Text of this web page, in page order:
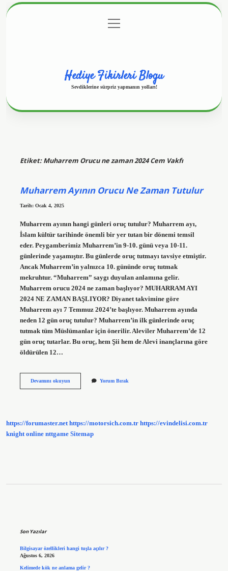
Gizlilik Politikası
menüyü
aç
Hediye Fikirleri Blogu
Sevdiklerine sürpriz yapmanın yolları!
Etiket:Muharrem Orucu ne zaman 2024 Cem Vakfı
Muharrem Ayının Orucu Ne Zaman Tutulur
Tarih: Ocak 4, 2025
Muharrem ayının hangi günleri oruç tutulur? Muharrem ayı,
İslam kültür tarihinde önemli bir yer tutan bir dönemi temsil
eder. Peygamberimiz Muharrem’in 9-10. günü veya 10-11.
günlerinde yaşamıştır. Bu günlerde oruç tutmayı tavsiye etmiştir.
Ancak Muharrem’in yalnızca 10. gününde oruç tutmak
mekruhtur. “Muharrem” saygı duyulan anlamına gelir.
Muharrem orucu 2024 ne zaman başlıyor? MUHARRAM AYI
2024 NE ZAMAN BAŞLIYOR? Diyanet takvimine göre
Muharrem ayı 7 Temmuz 2024’te başlıyor. Muharrem ayında
neden 12 gün oruç tutulur? Muharrem’in ilk günlerinde oruç
tutmak tüm Müslümanlar için önerilir. Aleviler Muharrem’de 12
gün oruç tutarlar. Bu oruç, hem Şii hem de Alevi inançlarına göre
öldürülen 12…
Devamını okuyunMuharrem
Yorum Bırak
https://forumaster.net https://motorsich.com.tr https://evindelisi.com.tr
knight online nttgame Sitemap
Son Yazılar
Bilgisayar özellikleri hangi tuşla açılır ?
Ağustos 6, 2026
Kelimede kök ne anlama gelir ?